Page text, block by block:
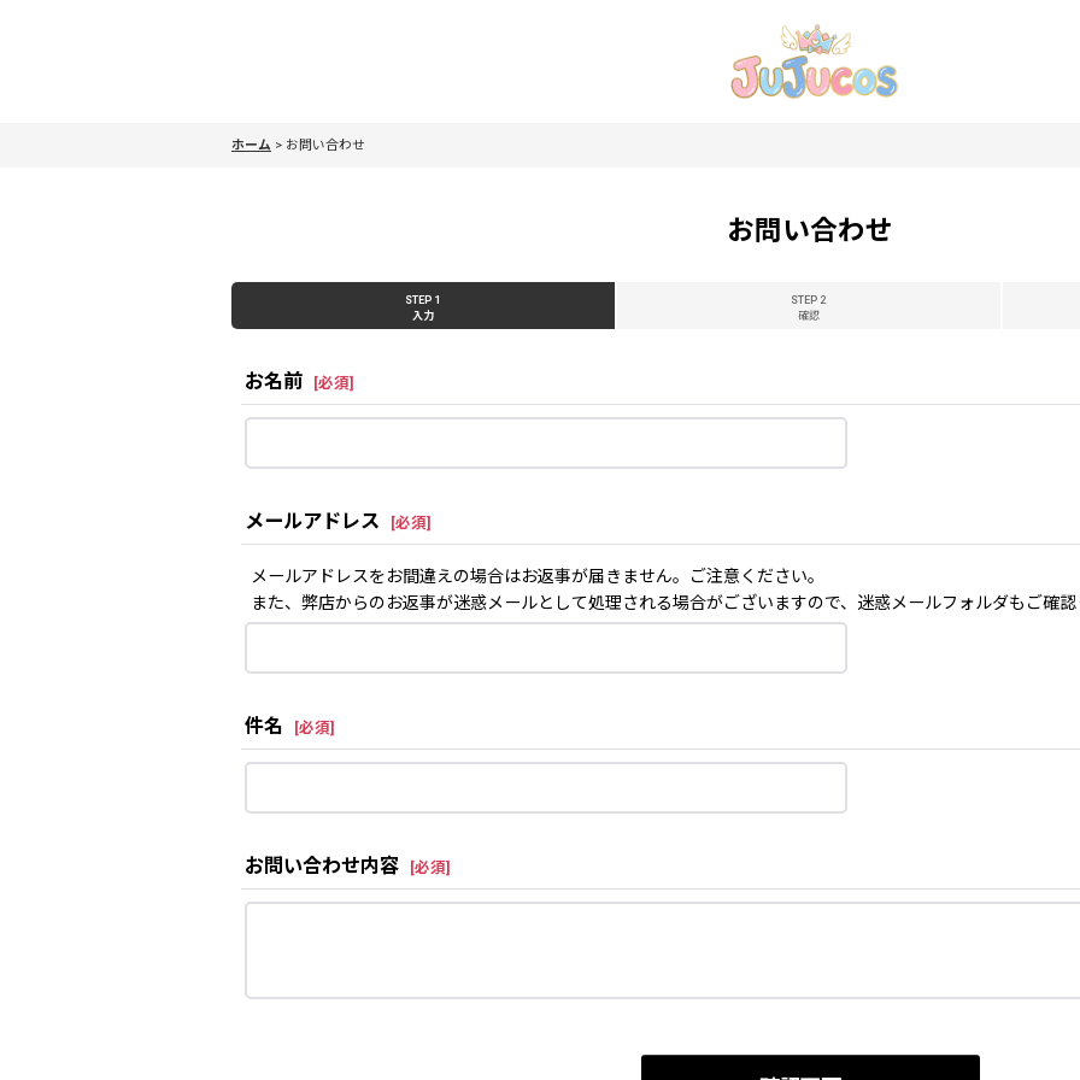
ホーム > お問い合わせ
お問い合わせ
STEP 1
入力
STEP 2
確認
お名前 [必須]
メールアドレス [必須]
メールアドレスをお間違えの場合はお返事が届きません。ご注意ください。
また、弊店からのお返事が迷惑メールとして処理される場合がございますので、迷惑メールフォルダもご確認
件名 [必須]
お問い合わせ内容 [必須]